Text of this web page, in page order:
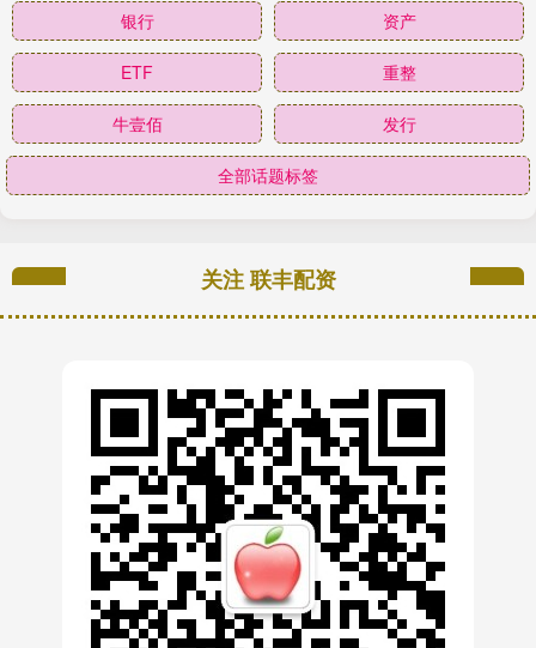
银行 资产
ETF 重整
牛壹佰 发行
全部话题标签
关注 联丰配资